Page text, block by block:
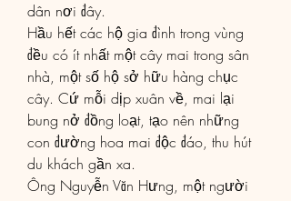
dân nơi đây.
Hầu hết các hộ gia đình trong vùng
đều có ít nhất một cây mai trong sân
nhà, một số hộ sở hữu hàng chục
cây. Cứ mỗi dịp xuân về, mai lại
bung nở đồng loạt, tạo nên những
con đường hoa mai độc đáo, thu hút
du khách gần xa.
Ông Nguyễn Văn Hưng, một người